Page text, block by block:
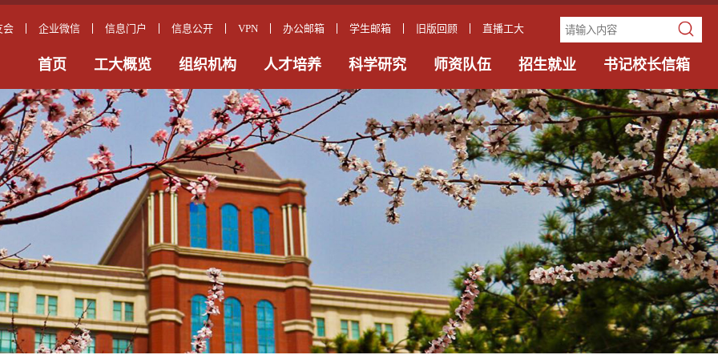
会 企业微信 信息门户 信息公开 VPN 办公邮箱 学生邮箱 旧版回顾 直播工大
首页 工大概览 组织机构 人才培养 科学研究 师资队伍 招生就业 书记校长信箱